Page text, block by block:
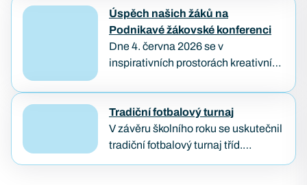
roku naši studenti prožívali. Třídenní
výlet IT3A a BP1B…
Úspěch našich žáků na
Podnikavé žákovské konferenci
Dne 4. června 2026 se v
inspirativních prostorách kreativního
Podnikavá žákovská konference,
kterou každoročně pořádá
organizace Lipka. Tato konference
je zaměřena na podporu
Tradiční fotbalový turnaj
V závěru školního roku se uskutečnil
tradiční fotbalový turnaj tříd.